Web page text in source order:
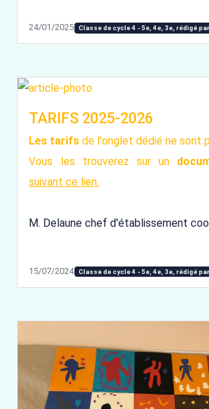
24/01/2025 Classe de cycle 4 - 5e, 4e, 3e, rédigé
TARIFS 2025-2026
Les tarifsde l'onglet dédié ne sont
Vous les trouverez sur un
suivant ce lien.
M. Delaune chef d'établissement
15/07/2024 Classe de cycle 4 - 5e, 4e, 3e, rédigé